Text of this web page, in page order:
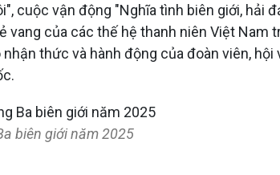
cuộc vận động "Nghĩa tình biên giới, hải
của các thế hệ thanh niên Việt Nam
thức và hành động của đoàn viên, hội
biên giới năm 2025